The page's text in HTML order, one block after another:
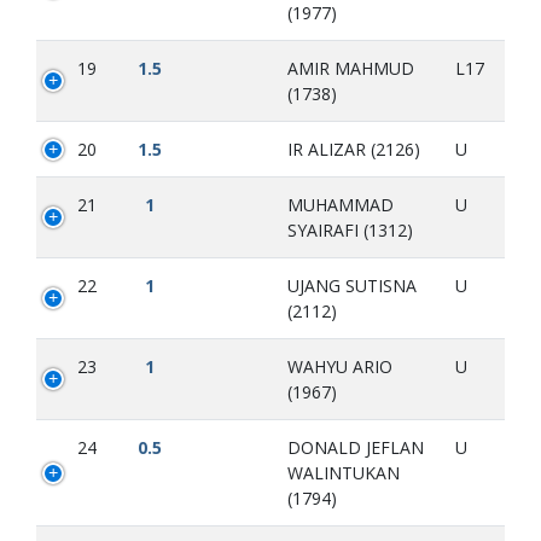
(1977)
19 1.5
AMIR MAHMUD
(1738)
L17
20 1.5 IR ALIZAR (2126) U
21 1
MUHAMMAD
SYAIRAFI (1312)
U
22 1
UJANG SUTISNA
(2112)
U
23 1
WAHYU ARIO
(1967)
U
24 0.5
DONALD JEFLAN
WALINTUKAN
(1794)
U